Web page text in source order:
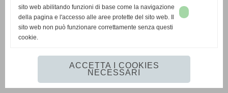
sito web abilitando funzioni di base come la navigazione
della pagina e l'accesso alle aree protette del sito web. Il
sito web non può funzionare correttamente senza questi
cookie.
ACCETTA I COOKIES
NECESSARI